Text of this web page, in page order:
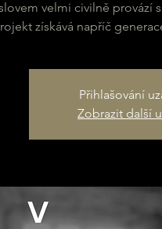
velmi civilně provází
získává napříč
Přihlašování
Zobrazit další